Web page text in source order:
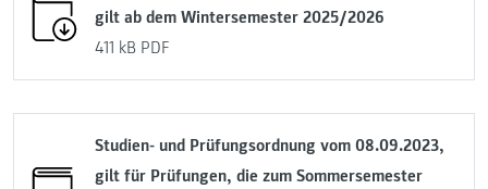
gilt ab dem Wintersemester 2025/2026
411 kB PDF
Studien- und Prüfungsordnung vom 08.09.2023,
gilt für Prüfungen, die zum Sommersemester